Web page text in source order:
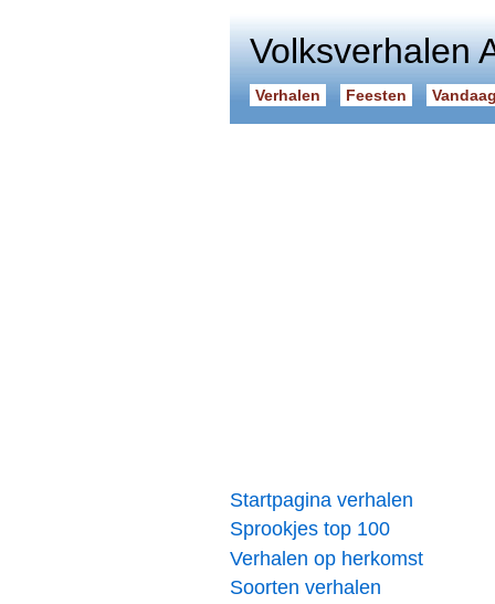
Volksverhalen
Verhalen Feesten
Startpagina verhalen
Sprookjes top 100
Verhalen op herkomst
Soorten verhalen